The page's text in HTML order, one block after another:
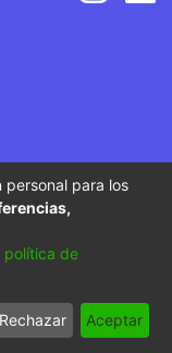
de Educación
y vigilancia
Nacional.
de
final
Enviar
Sugerencias
personal para los
política de
Rechazar Aceptar